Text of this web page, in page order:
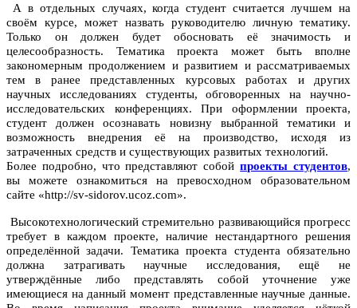
А в отдельных случаях, когда студент считается лучшем на
своём курсе, может назвать руководителю личную тематику.
Только он должен будет обосновать её значимость и
целесообразность. Тематика проекта может быть вполне
закономерным продолжением и развитием и рассматриваемых
тем в ранее представленных курсовых работах и других
научных исследованиях студенты, обговоренных на научно-
исследовательских конференциях. При оформлении проекта,
студент должен осознавать новизну выбранной тематики и
возможность внедрения её на производство, исходя из
затраченных средств и существующих развитых технологий.
Более подробно, что представляют собойпроекты студентов,
вы можете ознакомиться на превосходном образовательном
сайте «http://sv-sidorov.ucoz.com».
Высокотехнологический стремительно развивающийся прогресс
требует в каждом проекте, наличие нестандартного решения
определённой задачи. Тематика проекта студента обязательно
должна затрагивать научные исследования, ещё не
утверждённые либо представлять собой уточнение уже
имеющиеся на данный момент представленные научные данные.